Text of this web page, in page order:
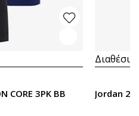
CORE 3PK BB Jordan